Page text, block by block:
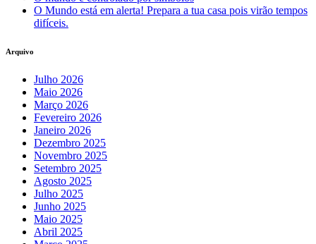
O Mundo está em alerta! Prepara a tua casa pois virão tempos
difíceis.
Arquivo
Julho 2026
Maio 2026
Março 2026
Fevereiro 2026
Janeiro 2026
Dezembro 2025
Novembro 2025
Setembro 2025
Agosto 2025
Julho 2025
Junho 2025
Maio 2025
Abril 2025